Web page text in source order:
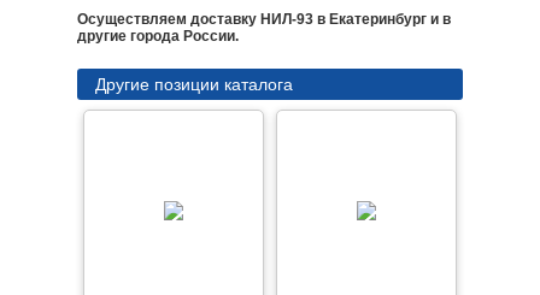
Осуществляем доставку НИЛ-93 в Екатеринбург и в
другие города России.
Другие позиции каталога